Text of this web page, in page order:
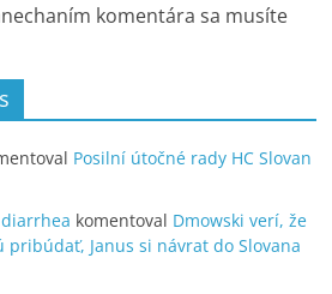
komentára sa musíte
Posilní útočné rady HC Slovan
komentoval Dmowski verí, že
Janus si návrat do Slovana